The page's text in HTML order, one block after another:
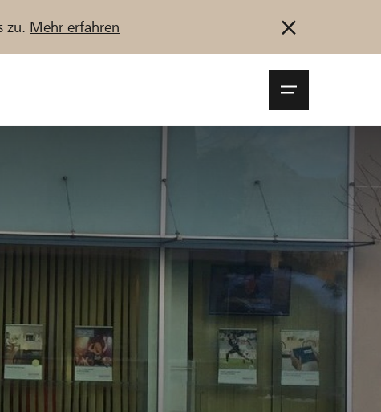
zu. Mehr erfahren
Jetzt starten